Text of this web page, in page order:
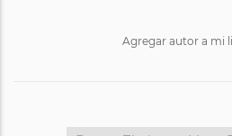
Agregar autor a mi